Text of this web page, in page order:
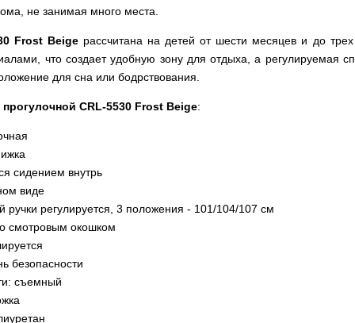
не занимая много места.
Frost Beigeрассчитана на детей от шести месяцев и до
что создает удобную зону для отдыха, а регулируемая
для сна или бодрствования.
CRL-5530 Frost Beige:
сидением внутрь
виде
ручки регулируется, 3 положения - 101/104/107 см
смотровым окошком
безопасности
съемный